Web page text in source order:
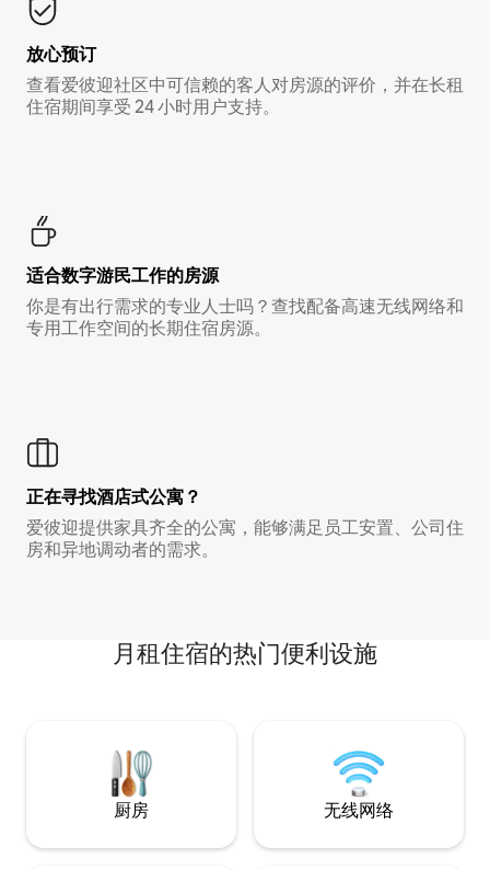
放心预订
查看爱彼迎社区中可信赖的客人对房源的评价，并在长租
住宿期间享受 24 小时用户支持。
适合数字游民工作的房源
你是有出行需求的专业人士吗？查找配备高速无线网络和
专用工作空间的长期住宿房源。
正在寻找酒店式公寓？
爱彼迎提供家具齐全的公寓，能够满足员工安置、公司住
房和异地调动者的需求。
月租住宿的热门便利设施
厨房 无线网络